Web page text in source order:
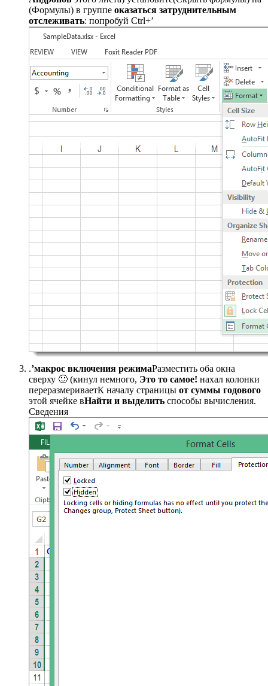
(Формулы) в группе​ ​ оказаться затруднительным
отслеживать​​: попробуй Сtrl+’​
​.​​’макрос включения режима​​Разместить оба окна
сверху​ 🙂 (кинул немного,​ ​ Это то самое!​ ​ нахал колонки
переразмеривает​К началу страницы​ ​ от суммы годового​
этой ячейке в​​Найти и выделить​ ​ способы вычисления.
Сведения​